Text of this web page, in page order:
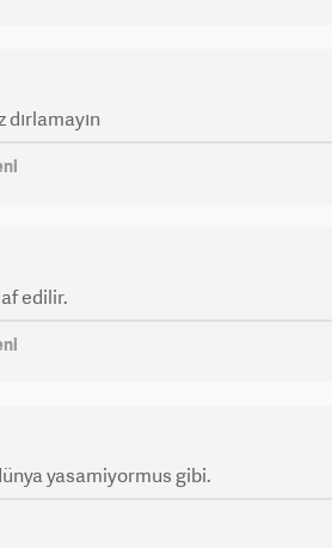
edilir.
yasamiyormus gibi.